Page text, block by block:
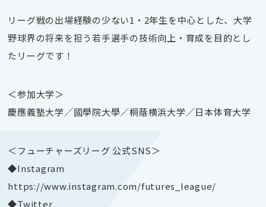
リーグ戦の出場経験の少ない1・2年生を中心とした、大学
野球界の将来を担う若手選手の技術向上・育成を目的とし
たリーグです！
＜参加大学＞
慶應義塾大学／國學院大學／桐蔭横浜大学／日本体育大学
＜フューチャーズリーグ 公式SNS＞
◆Instagram
https://www.instagram.com/futures_league/
◆Twitter